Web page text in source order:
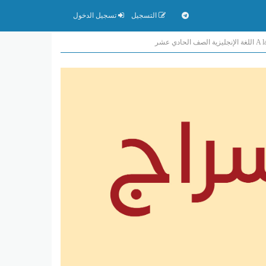
التسجيل تسجيل الدخول